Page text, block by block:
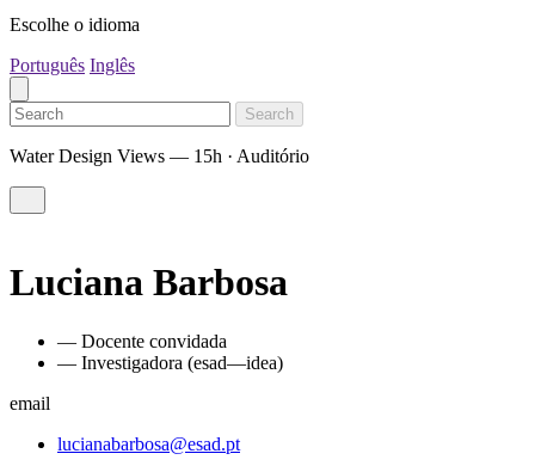
Escolhe o idioma
Português Inglês
Search
Water Design Views — 15h · Auditório
Luciana Barbosa
— Docente convidada
— Investigadora (esad—idea)
email
lucianabarbosa@esad.pt